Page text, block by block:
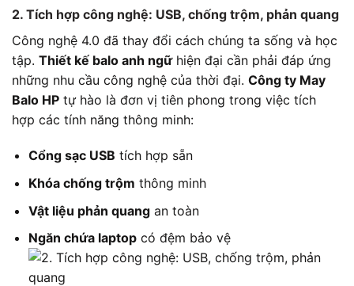
2. Tích hợp công nghệ: USB, chống trộm, phản quang
Công nghệ 4.0 đã thay đổi cách chúng ta sống và học
tập. Thiết kế balo anh ngữhiện đại cần phải đáp ứng
những nhu cầu công nghệ của thời đại. Công ty May
Balo HP tự hào là đơn vị tiên phong trong việc tích
hợp các tính năng thông minh:
Cổng sạc USB tích hợp sẵn
Khóa chống trộm thông minh
Vật liệu phản quangan toàn
Ngăn chứa laptopcó đệm bảo vệ